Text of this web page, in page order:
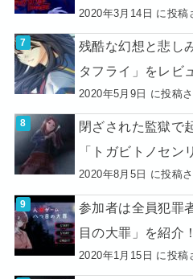
2020年3月14日 に投稿
残酷な幻想と悲し
タフライ」をレビ
2020年5月9日 に投稿
閉ざされた監獄で
「トガビトノセン
2020年8月5日 に投稿
参加者は全員犯罪
目の大罪」を紹介！
2020年1月15日 に投稿